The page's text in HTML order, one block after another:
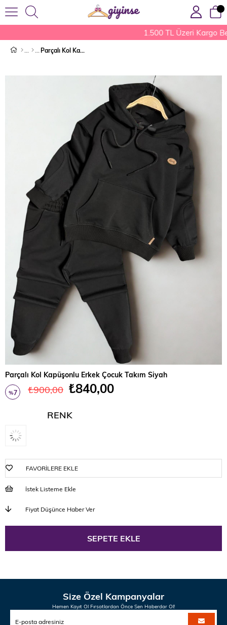
1.500 TL Üzeri Kargo
Parçalı Kol Kapüşonlu Erkek Çocuk Takım Siyah
Parçalı Kol Kapüşonlu Erkek Çocuk Takım Siyah
%7 ₺900,00 ₺840,00
RENK
FAVORILERE EKLE
İstek Listeme Ekle
Fiyat Düşünce Haber Ver
Size Özel Kampanyalar
Hemen Kayıt Ol Fırsatlardan Önce Sen Haberdar Ol!